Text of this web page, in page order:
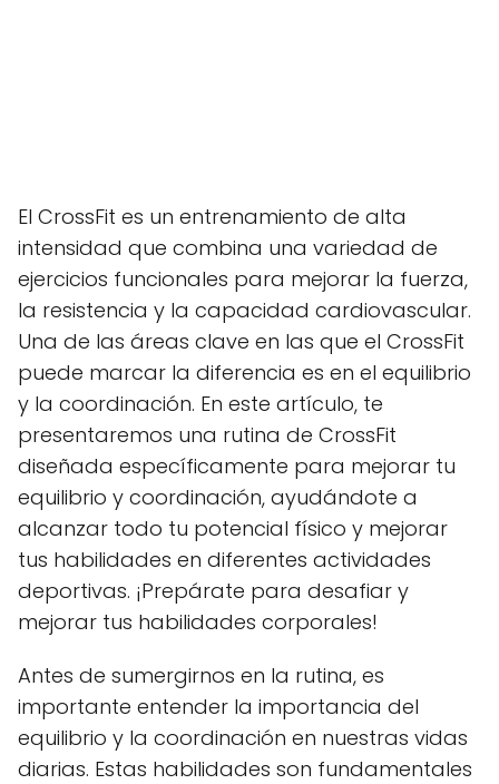
El CrossFit es un entrenamiento de alta
intensidad que combina una variedad de
ejercicios funcionales para mejorar la fuerza,
la resistencia y la capacidad cardiovascular.
Una de las áreas clave en las que el CrossFit
puede marcar la diferencia es en el equilibrio
y la coordinación. En este artículo, te
presentaremos una rutina de CrossFit
diseñada específicamente para mejorar tu
equilibrio y coordinación, ayudándote a
alcanzar todo tu potencial físico y mejorar
tus habilidades en diferentes actividades
deportivas. ¡Prepárate para desafiar y
mejorar tus habilidades corporales!
Antes de sumergirnos en la rutina, es
importante entender la importancia del
equilibrio y la coordinación en nuestras vidas
diarias. Estas habilidades son fundamentales